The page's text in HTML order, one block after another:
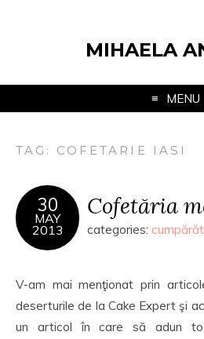
MIHAELA
MENU
TAG: COFETARIE IASI
30
MAY
2013
Cofetăria
categories:
V-am mai menţionat prin
deserturile de la Cake Expert şi
un articol în care să adun